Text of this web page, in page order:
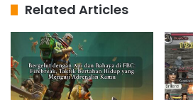
Related Articles